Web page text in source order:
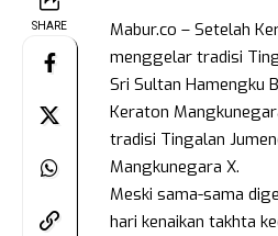
SHARE
Mabur.co – Setelah
menggelar tradisi
Sri Sultan Hamengku
Keraton
tradisi Tingalan
Mangkunegara X.
Meski sama-sama
hari kenaikan takhta